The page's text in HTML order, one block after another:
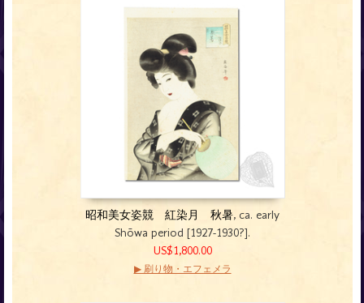
昭和美女姿競 紅染月 秋暑, ca. early
Shōwa period [1927-1930?].
US$1,800.00
▶ 刷り物・エフェメラ